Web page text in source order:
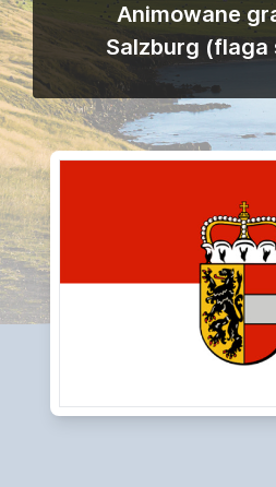
Animowane
Salzburg (flaga